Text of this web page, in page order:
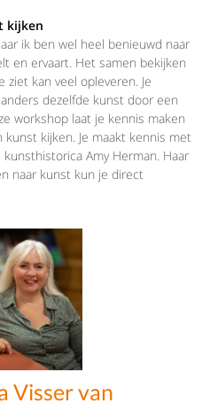
kijken
ik ben wel heel benieuwd naar
en ervaart. Het samen bekijken
kan veel opleveren. Je
dezelfde kunst door een
workshop laat je kennis maken
kijken. Je maakt kennis met
Amy Herman. Haar
naar kunst kun je direct
Visser van